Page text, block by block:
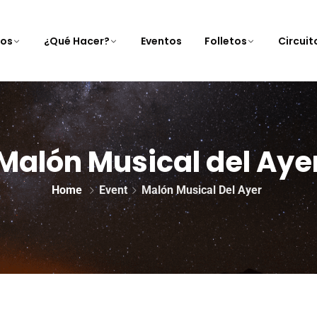
¿Qué Hacer? Eventos Folletos
Musical del
Home Event Malón Musical Del Ayer